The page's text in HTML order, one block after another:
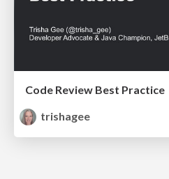
Code Review Best Practice
trishagee